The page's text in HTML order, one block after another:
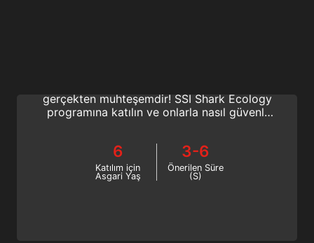
gerçekten muhteşemdir! SSI Shark Ecology
programına katılın ve onlarla nasıl güvenli
öğrenin. Bugün çevrimiçi başlayın!
6
Katılım için
Asgari Yaş
3-6
Önerilen Süre
(S)